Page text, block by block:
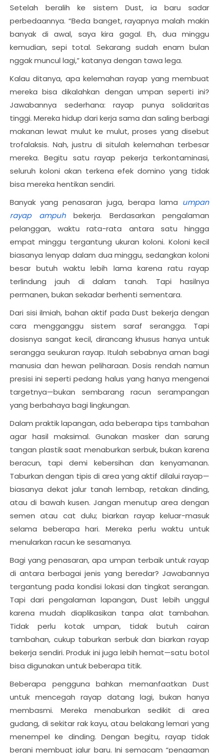
Setelah beralih ke sistem Dust, ia baru sadar
perbedaannya. “Beda banget, rayapnya malah makin
banyak di awal, saya kira gagal. Eh, dua minggu
kemudian, sepi total. Sekarang sudah enam bulan
nggak muncul lagi,” katanya dengan tawa lega.
Kalau ditanya, apa kelemahan rayap yang membuat
mereka bisa dikalahkan dengan umpan seperti ini?
Jawabannya sederhana: rayap punya solidaritas
tinggi. Mereka hidup dari kerja sama dan saling berbagi
makanan lewat mulut ke mulut, proses yang disebut
trofalaksis. Nah, justru di situlah kelemahan terbesar
mereka. Begitu satu rayap pekerja terkontaminasi,
seluruh koloni akan terkena efek domino yang tidak
bisa mereka hentikan sendiri.
Banyak yang penasaran juga, berapa lama umpan
rayap ampuhbekerja. Berdasarkan pengalaman
pelanggan, waktu rata-rata antara satu hingga
empat minggu tergantung ukuran koloni. Koloni kecil
biasanya lenyap dalam dua minggu, sedangkan koloni
besar butuh waktu lebih lama karena ratu rayap
terlindung jauh di dalam tanah. Tapi hasilnya
permanen, bukan sekadar berhenti sementara.
Dari sisi ilmiah, bahan aktif pada Dust bekerja dengan
cara mengganggu sistem saraf serangga. Tapi
dosisnya sangat kecil, dirancang khusus hanya untuk
serangga seukuran rayap. Itulah sebabnya aman bagi
manusia dan hewan peliharaan. Dosis rendah namun
presisi ini seperti pedang halus yang hanya mengenai
targetnya—bukan sembarang racun serampangan
yang berbahaya bagi lingkungan.
Dalam praktik lapangan, ada beberapa tips tambahan
agar hasil maksimal. Gunakan masker dan sarung
tangan plastik saat menaburkan serbuk, bukan karena
beracun, tapi demi kebersihan dan kenyamanan.
Taburkan dengan tipis di area yang aktif dilalui rayap—
biasanya dekat jalur tanah lembap, retakan dinding,
atau di bawah kusen. Jangan menutup area dengan
semen atau cat dulu; biarkan rayap keluar-masuk
selama beberapa hari. Mereka perlu waktu untuk
menularkan racun ke sesamanya.
Bagi yang penasaran, apa umpan terbaik untuk rayap
di antara berbagai jenis yang beredar? Jawabannya
tergantung pada kondisi lokasi dan tingkat serangan.
Tapi dari pengalaman lapangan, Dust lebih unggul
karena mudah diaplikasikan tanpa alat tambahan.
Tidak perlu kotak umpan, tidak butuh cairan
tambahan, cukup taburkan serbuk dan biarkan rayap
bekerja sendiri. Produk ini juga lebih hemat—satu botol
bisa digunakan untuk beberapa titik.
Beberapa pengguna bahkan memanfaatkan Dust
untuk mencegah rayap datang lagi, bukan hanya
membasmi. Mereka menaburkan sedikit di area
gudang, di sekitar rak kayu, atau belakang lemari yang
menempel ke dinding. Dengan begitu, rayap tidak
berani membuat jalur baru. Ini semacam “pengaman